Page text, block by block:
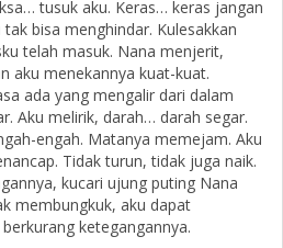
tusuk aku. Keras… keras jangan
bisa menghindar. Kulesakkan
telah masuk. Nana menjerit,
aku menekannya kuat-kuat.
ada yang mengalir dari dalam
Aku melirik, darah… darah segar.
engah. Matanya memejam. Aku
Tidak turun, tidak juga naik.
kucari ujung puting Nana
membungkuk, aku dapat
ketegangannya.